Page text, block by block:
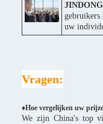
uw
Vragen:
♦Hoe vergelijken uw
We zijn China's top